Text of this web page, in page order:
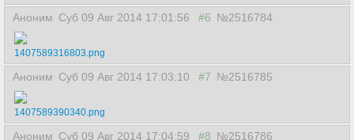
Аноним Суб 09 Авг 2014 17:01:56 #6 №2516784
1407589316803.png
Аноним Суб 09 Авг 2014 17:03:10 #7 №2516785
1407589390340.png
Аноним Суб 09 Авг 2014 17:04:59 #8 №2516786